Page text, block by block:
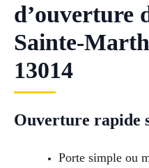
d’ouverture
Sainte-
13014
Ouverture rapide
Porte simple ou